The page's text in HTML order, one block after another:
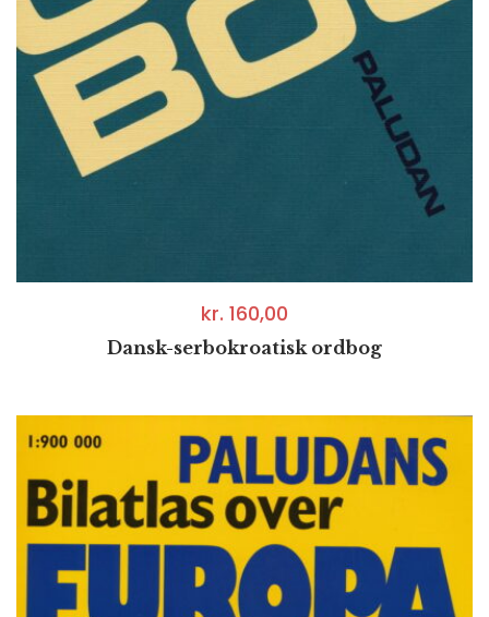
kr. 160,00
Dansk-serbokroatisk ordbog